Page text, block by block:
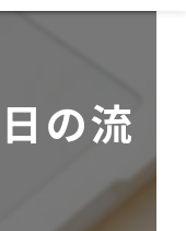
コラム
の流